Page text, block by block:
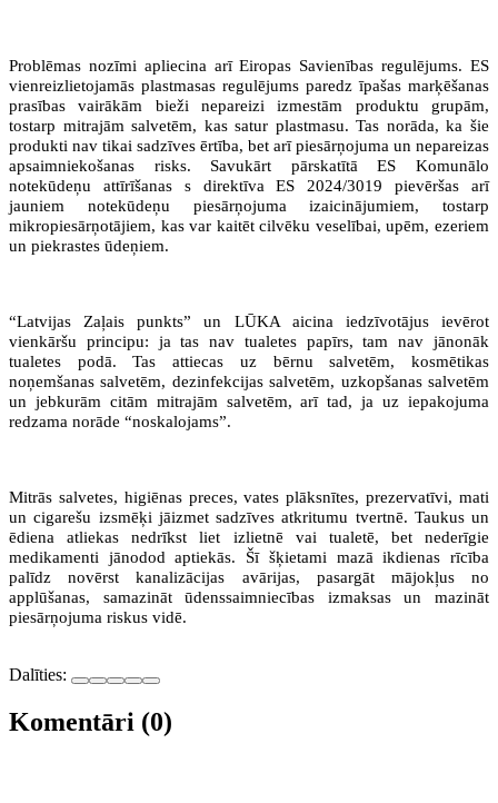
Problēmas nozīmi apliecina arī Eiropas Savienības regulējums. ES
vienreizlietojamās plastmasas regulējums paredz īpašas marķēšanas
prasības vairākām bieži nepareizi izmestām produktu grupām,
tostarp mitrajām salvetēm, kas satur plastmasu. Tas norāda, ka šie
produkti nav tikai sadzīves ērtība, bet arī piesārņojuma un nepareizas
apsaimniekošanas risks. Savukārt pārskatītā ES Komunālo
notekūdeņu attīrīšanas s direktīva ES 2024/3019 pievēršas arī
jauniem notekūdeņu piesārņojuma izaicinājumiem, tostarp
mikropiesārņotājiem, kas var kaitēt cilvēku veselībai, upēm, ezeriem
un piekrastes ūdeņiem.
“Latvijas Zaļais punkts” un LŪKA aicina iedzīvotājus ievērot
vienkāršu principu: ja tas nav tualetes papīrs, tam nav jānonāk
tualetes podā. Tas attiecas uz bērnu salvetēm, kosmētikas
noņemšanas salvetēm, dezinfekcijas salvetēm, uzkopšanas salvetēm
un jebkurām citām mitrajām salvetēm, arī tad, ja uz iepakojuma
redzama norāde “noskalojams”.
Mitrās salvetes, higiēnas preces, vates plāksnītes, prezervatīvi, mati
un cigarešu izsmēķi jāizmet sadzīves atkritumu tvertnē. Taukus un
ēdiena atliekas nedrīkst liet izlietnē vai tualetē, bet nederīgie
medikamenti jānodod aptiekās. Šī šķietami mazā ikdienas rīcība
palīdz novērst kanalizācijas avārijas, pasargāt mājokļus no
applūšanas, samazināt ūdenssaimniecības izmaksas un mazināt
piesārņojuma riskus vidē.
Dalīties:
Komentāri (0)